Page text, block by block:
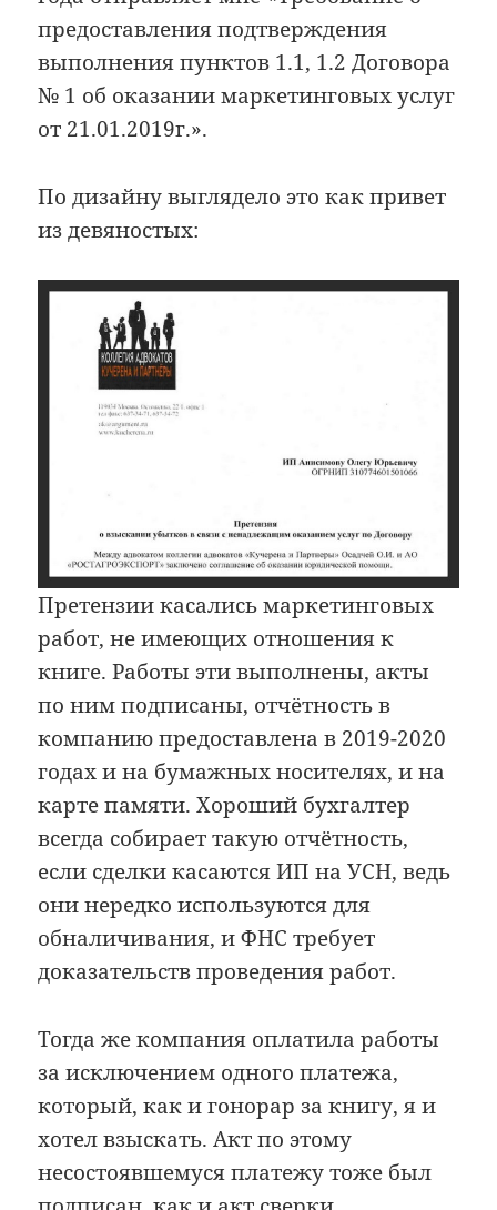
предоставления подтверждения
выполнения пунктов 1.1, 1.2 Договора
№ 1 об оказании маркетинговых услуг
от 21.01.2019г.».
По дизайну выглядело это как привет
из девяностых:
Претензии касались маркетинговых
работ, не имеющих отношения к
книге. Работы эти выполнены, акты
по ним подписаны, отчётность в
компанию предоставлена в 2019-2020
годах и на бумажных носителях, и на
карте памяти. Хороший бухгалтер
всегда собирает такую отчётность,
если сделки касаются ИП на УСН, ведь
они нередко используются для
обналичивания, и ФНС требует
доказательств проведения работ.
Тогда же компания оплатила работы
за исключением одного платежа,
который, как и гонорар за книгу, я и
хотел взыскать. Акт по этому
несостоявшемуся платежу тоже был